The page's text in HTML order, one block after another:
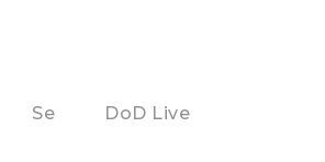
Se DoD Live